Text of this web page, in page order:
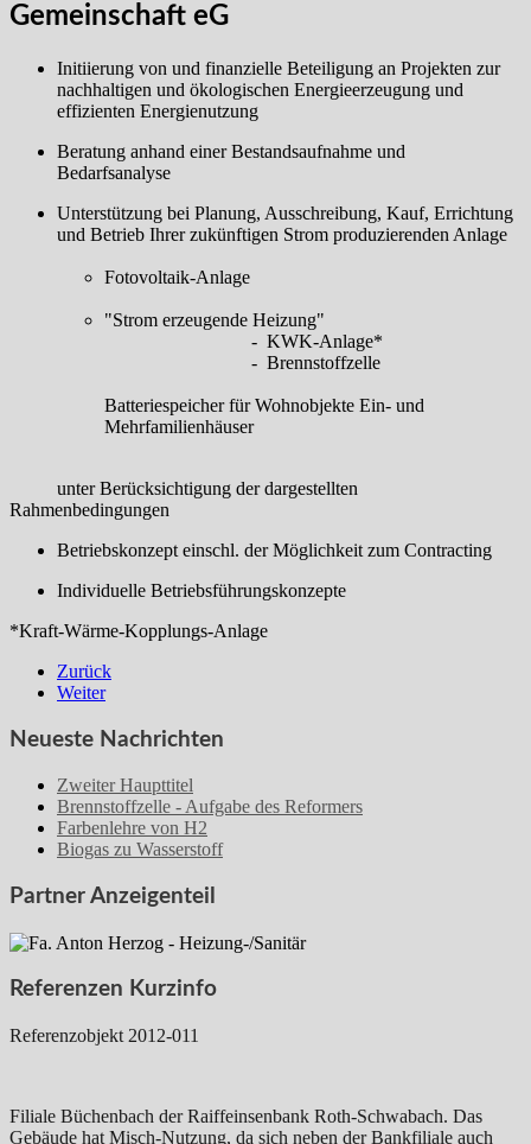
Gemeinschaft eG
Initiierung von und finanzielle Beteiligung an Projekten zur
nachhaltigen und ökologischen Energieerzeugung und
effizienten Energienutzung
Beratung anhand einer Bestandsaufnahme und
Bedarfsanalyse
Unterstützung bei Planung, Ausschreibung, Kauf, Errichtung
und Betrieb Ihrer zukünftigen Strom produzierenden Anlage
Fotovoltaik-Anlage
"Strom erzeugende Heizung"
- KWK-Anlage*
- Brennstoffzelle
Batteriespeicher für Wohnobjekte Ein- und
Mehrfamilienhäuser
unter Berücksichtigung der dargestellten
Rahmenbedingungen
Betriebskonzept einschl. der Möglichkeit zum Contracting
Individuelle Betriebsführungskonzepte
*Kraft-Wärme-Kopplungs-Anlage
Zurück
Weiter
Neueste Nachrichten
Zweiter Haupttitel
Brennstoffzelle - Aufgabe des Reformers
Farbenlehre von H2
Biogas zu Wasserstoff
Partner Anzeigenteil
Referenzen Kurzinfo
Referenzobjekt 2012-011
Filiale Büchenbach der Raiffeinsenbank Roth-Schwabach. Das
Gebäude hat Misch-Nutzung, da sich neben der Bankfiliale auch